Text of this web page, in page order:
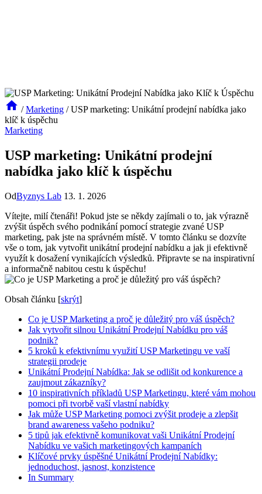
/ Marketing / USP marketing: Unikátní prodejní nabídka jako
klíč k úspěchu
Marketing
USP marketing: Unikátní prodejní
nabídka jako klíč k úspěchu
OdByznys Lab 13. 1. 2026
Vítejte, milí čtenáři! Pokud jste se někdy zajímali o to,⁤ jak ⁣výrazně
zvýšit úspěch svého podnikání pomocí‌ strategie zvané USP
marketing, ‌pak​ jste⁤ na správném místě.⁢ V tomto článku ⁤se⁣ dozvíte
vše o tom, ⁢jak vytvořit unikátní ​prodejní nabídku a jak ji efektivně
využít k dosažení vynikajících výsledků. Připravte se na inspirativní
a informačně nabitou cestu k ⁤úspěchu!
Obsah článku [skrýt]
Co ‍je USP Marketing a proč je důležitý ⁤pro váš úspěch?
Jak⁢ vytvořit silnou Unikátní Prodejní⁤ Nabídku pro váš
podnik?
5 kroků ​k efektivnímu ‌využití USP⁢ Marketingu ve vaší
strategii⁣ prodeje
Unikátní Prodejní Nabídka: Jak se odlišit od konkurence a
zaujmout zákazníky?
10 inspirativních příkladů ‌USP Marketingu, které vám mohou⁢
pomoci při⁢ tvorbě vaší vlastní nabídky
Jak může USP Marketing pomoci zvýšit ‌prodeje a⁣ zlepšit
‍brand awareness vašeho podniku?
5 tipů ‍jak efektivně komunikovat ‌vaši Unikátní Prodejní
‍Nabídku ve vašich marketingových kampaních
Klíčové prvky úspěšné Unikátní Prodejní ⁣Nabídky:
jednoduchost, jasnost, konzistence
In Summary